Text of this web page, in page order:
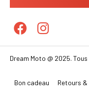
Dream Moto @ 2025.
Bon cadeau Retours &